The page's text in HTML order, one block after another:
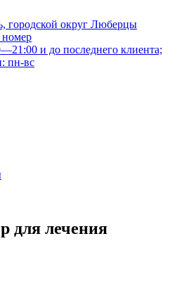
городской округ Люберцы
номер
и до последнего клиента;
пн-вс
для лечения